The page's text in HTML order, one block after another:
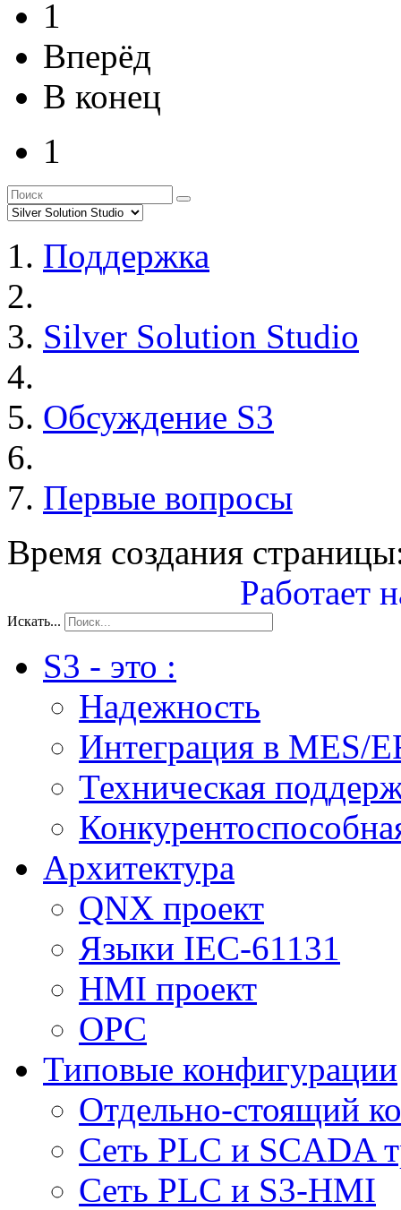
1
Вперёд
В конец
1
Поддержка
Silver Solution Studio
Обсуждение S3
Первые вопросы
Время создания
Работает
Искать...
S3 - это :
Надежность
Интеграция в MES/
Техническая
Архитектура
QNX проект
Языки IEC-61131
HMI проект
ОPC
Типовые конфигурации
Отдельно-стоящий
Сеть PLC и SCADA
Сеть PLC и S3-HMI